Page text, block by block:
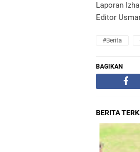
Laporan
Editor
#Berita
BAGIKAN
BERITA